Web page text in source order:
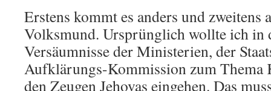
Erstens kommt es anders und zweitens
Volksmund. Ursprünglich wollte ich in
Versäumnisse der Ministerien, der
Aufklärungs-Kommission zum Thema
den Zeugen Jehovas eingehen. Das